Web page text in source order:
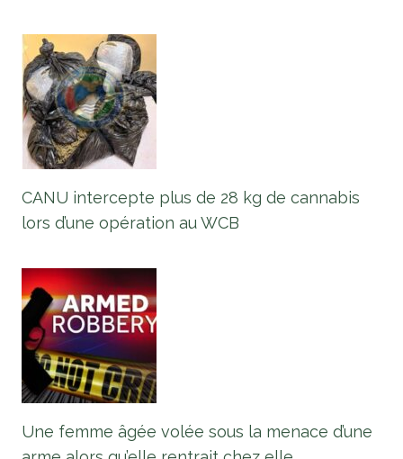
CANU intercepte plus de 28 kg de cannabis
lors d’une opération au WCB
Une femme âgée volée sous la menace d’une